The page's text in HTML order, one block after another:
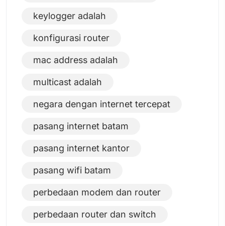
keylogger adalah
konfigurasi router
mac address adalah
multicast adalah
negara dengan internet tercepat
pasang internet batam
pasang internet kantor
pasang wifi batam
perbedaan modem dan router
perbedaan router dan switch